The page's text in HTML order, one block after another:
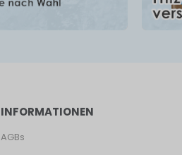
INFORMATIONEN
AGBs